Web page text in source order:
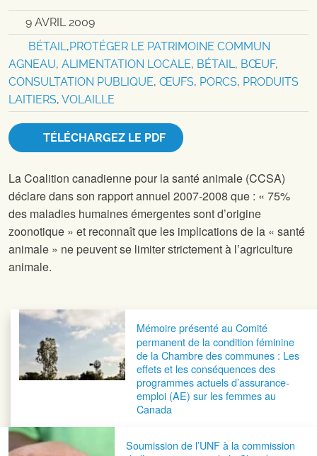
9 AVRIL 2009
BÉTAIL,PROTÉGER LE PATRIMOINE COMMUN
AGNEAU, ALIMENTATION LOCALE, BÉTAIL, BŒUF,
CONSULTATION PUBLIQUE, ŒUFS, PORCS, PRODUITS
LAITIERS, VOLAILLE
TÉLÉCHARGEZ LE PDF
La Coalition canadienne pour la santé animale (CCSA)
déclare dans son rapport annuel 2007-2008 que : « 75%
des maladies humaines émergentes sont d’origine
zoonotique » et reconnaît que les implications de la « santé
animale » ne peuvent se limiter strictement à l’agriculture
animale.
Navigation postaleMémoire présenté au Comité
permanent de la condition féminine
de la Chambre des communes : Les
effets et les conséquences des
programmes actuels d’assurance-
emploi (AE) sur les femmes au
Canada
Soumission de l’UNF à la commission